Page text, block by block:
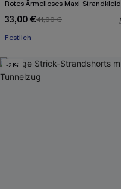
Rotes Ärmelloses Maxi-Strandkleid
33,00 €41,00 €
Festlich
-21%